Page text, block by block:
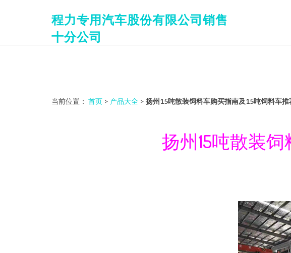
程力专用汽车股份有限公司销售
十分公司
当前位置： 首页 > 产品大全 > 扬州15吨散装饲料车购买指南及15吨饲料车推
扬州15吨散装